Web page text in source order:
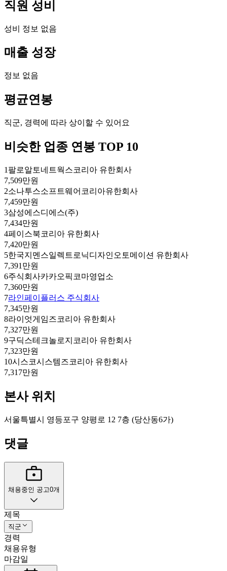
직원 성비
성비 정보 없음
매출 성장
정보 없음
평균연봉
직군, 경력에 따라 상이할 수 있어요
비슷한 업종 연봉 TOP 10
1 팔로알토네트웍스코리아 유한회사
7,509만원
2소나투스소프트웨어코리아유한회사
7,459만원
3삼성에스디에스(주)
7,434만원
4페이스북코리아 유한회사
7,420만원
5한국지멘스일렉트로닉디자인오토메이션 유한회사
7,391만원
6주식회사카카오픽코마영업소
7,360만원
7라인페이플러스 주식회사
7,345만원
8라이엇게임즈코리아 유한회사
7,327만원
9구딕스테크놀로지코리아 유한회사
7,323만원
10시스코시스템즈코리아 유한회사
7,317만원
본사 위치
서울특별시 영등포구 양평로 12 7층 (당산동6가)
댓글
채용중인 공고0개
제목
직군
경력
채용유형
마감일